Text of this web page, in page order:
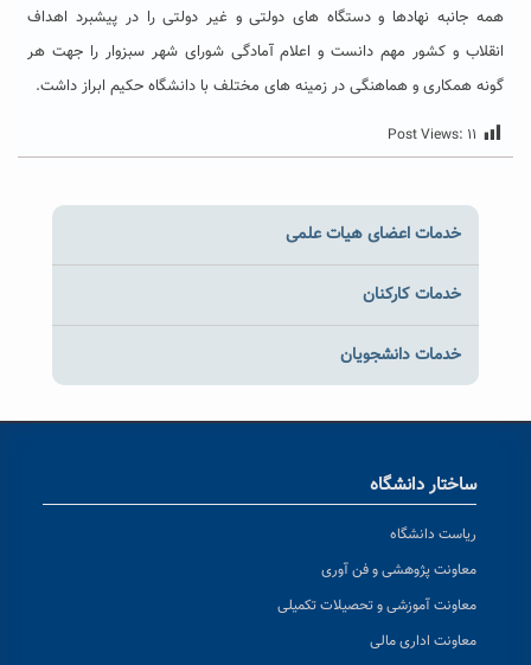
همه جانبه نهادها و دستگاه های دولتی و غیر دولتی را در پیشبرد اهداف
انقلاب و کشور مهم دانست و اعلام آمادگی شورای شهر سبزوار را جهت هر
گونه همکاری و هماهنگی در زمینه های مختلف با دانشگاه حکیم ابراز داشت.
Post Views: ۱۱
خدمات اعضای هیات علمی
خدمات کارکنان
خدمات دانشجویان
ساختار دانشگاه
ریاست دانشگاه
معاونت پژوهشی و فن آوری
معاونت آموزشی و تحصیلات تکمیلی
معاونت اداری مالی